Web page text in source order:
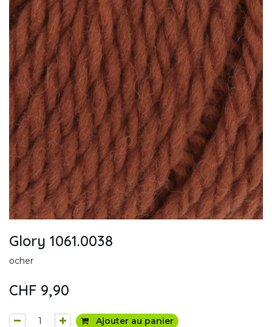
Glory 1061.0038
ocher
CHF 9,90
Ajouter au panier